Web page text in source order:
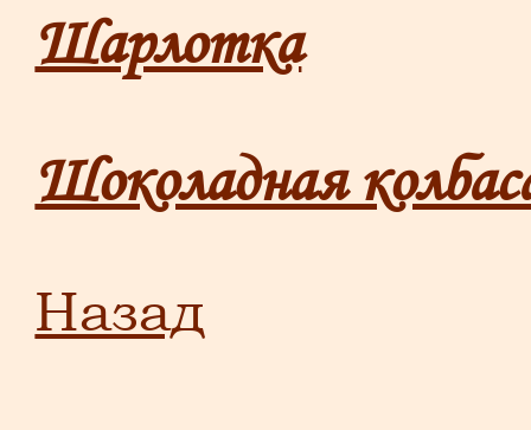
Шарлотка
Шоколадная
Назад